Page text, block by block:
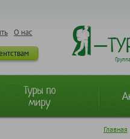
О нас
Туры по
миру
Главная